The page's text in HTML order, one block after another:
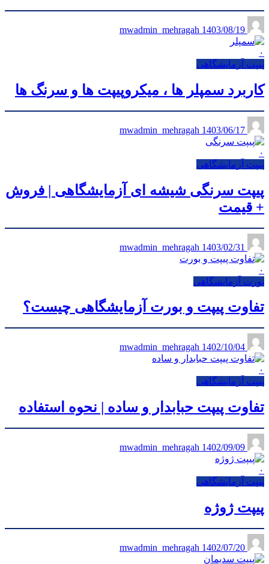
1403/08/19
۰
پیپت آزمایشگاهی
کاربرد سمپلر ها ، میکروپیپت ها و سرنگ ها
1403/06/17
۰
پیپت آزمایشگاهی
پیپت سرنگی شیشه ای آزمایشگاهی | فروش
+ قیمت
1403/02/31
۰
بورت آزمایشگاهی
تفاوت پیپت و بورت آزمایشگاهی چیست؟
1402/10/04
۰
پیپت آزمایشگاهی
تفاوت پیپت حبابدار و ساده | نحوه استفاده
1402/09/09
۰
پیپت آزمایشگاهی
پیپت ژوژه
1402/07/20